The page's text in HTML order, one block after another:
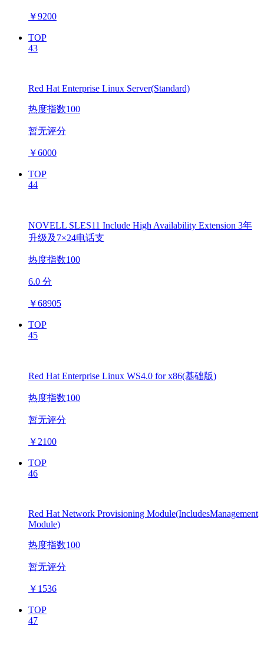
￥9200
TOP
43
Red Hat Enterprise Linux Server(Standard)
热度指数100
暂无评分
￥6000
TOP
44
NOVELL SLES11 Include High Availability Extension 3年
升级及7×24电话支
热度指数100
6.0 分
￥68905
TOP
45
Red Hat Enterprise Linux WS4.0 for x86(基础版)
热度指数100
暂无评分
￥ 2100
TOP
46
Red Hat Network Provisioning Module(IncludesManagement
Module)
热度指数100
暂无评分
￥ 1536
TOP
47